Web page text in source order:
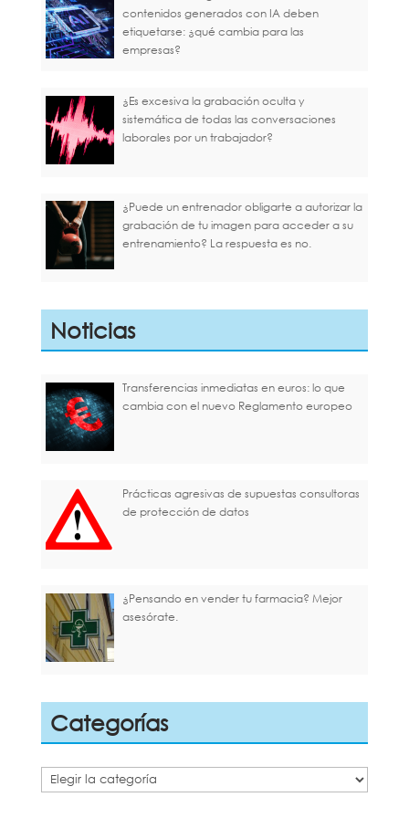
contenidos generados con IA deben
etiquetarse: ¿qué cambia para las
empresas?
¿Es excesiva la grabación oculta y
sistemática de todas las conversaciones
laborales por un trabajador?
¿Puede un entrenador obligarte a autorizar la
grabación de tu imagen para acceder a su
entrenamiento? La respuesta es no.
Noticias
Transferencias inmediatas en euros: lo que
cambia con el nuevo Reglamento europeo
Prácticas agresivas de supuestas consultoras
de protección de datos
¿Pensando en vender tu farmacia? Mejor
asesórate.
Categorías
Categorías